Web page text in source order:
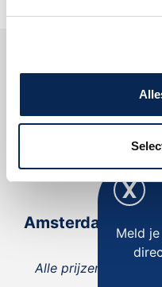
Dijkman Muziek
Reviews
Amsterdam
Alle prijzen zijn
Meld